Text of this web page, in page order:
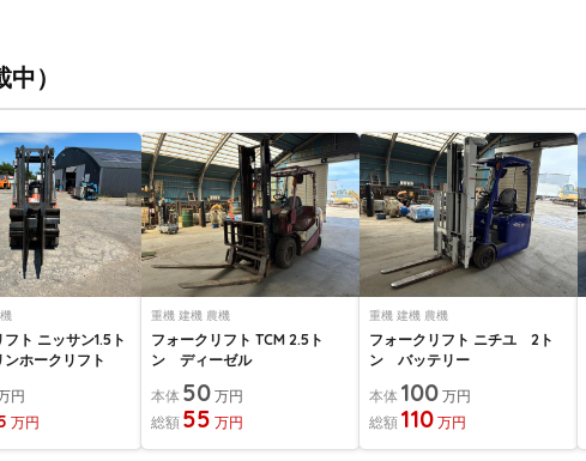
）
ト ニッサン1.5ト
ホークリフト
円
万円
重機 建機 農機
フォークリフト TCM 2.5ト
ン ディーゼル
本体 50 万円
総額 55 万円
重機 建機 農機
フォークリフト ニチユ 2ト
ン バッテリー
本体 100 万円
総額 110 万円